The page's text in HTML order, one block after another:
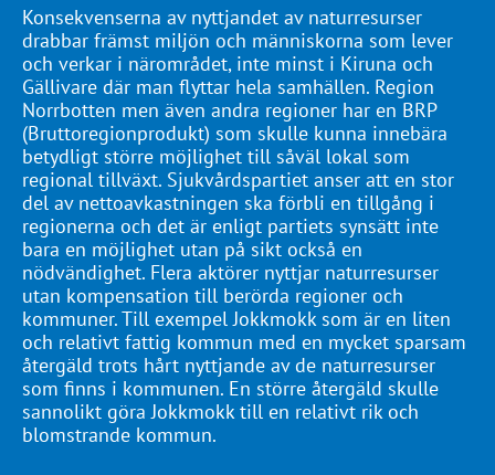
Konsekvenserna av nyttjandet av naturresurser
drabbar främst miljön och människorna som lever
och verkar i närområdet, inte minst i Kiruna och
Gällivare där man flyttar hela samhällen. Region
Norrbotten men även andra regioner har en BRP
(Bruttoregionprodukt) som skulle kunna innebära
betydligt större möjlighet till såväl lokal som
regional tillväxt. Sjukvårdspartiet anser att en stor
del av nettoavkastningen ska förbli en tillgång i
regionerna och det är enligt partiets synsätt inte
bara en möjlighet utan på sikt också en
nödvändighet. Flera aktörer nyttjar naturresurser
utan kompensation till berörda regioner och
kommuner. Till exempel Jokkmokk som är en liten
och relativt fattig kommun med en mycket sparsam
återgäld trots hårt nyttjande av de naturresurser
som finns i kommunen. En större återgäld skulle
sannolikt göra Jokkmokk till en relativt rik och
blomstrande kommun.